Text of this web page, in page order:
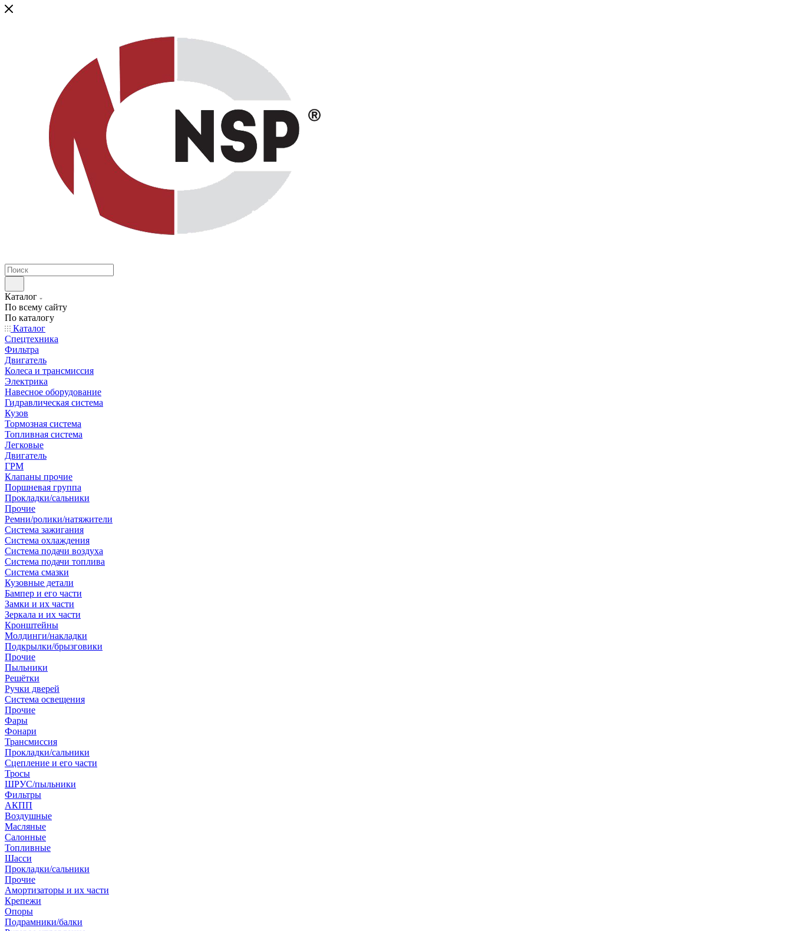
Каталог
По всему сайту
По каталогу
Каталог
Спецтехника
Фильтра
Двигатель
Колеса и трансмиссия
Электрика
Навесное оборудование
Гидравлическая система
Кузов
Тормозная система
Топливная система
Легковые
Двигатель
ГРМ
Клапаны прочие
Поршневая группа
Прокладки/сальники
Прочие
Ремни/ролики/натяжители
Система зажигания
Система охлаждения
Система подачи воздуха
Система подачи топлива
Система смазки
Кузовные детали
Бампер и его части
Замки и их части
Зеркала и их части
Кронштейны
Молдинги/накладки
Подкрылки/брызговики
Прочие
Пыльники
Решётки
Ручки дверей
Система освещения
Прочие
Фары
Фонари
Трансмиссия
Прокладки/сальники
Сцепление и его части
Тросы
ШРУС/пыльники
Фильтры
АКПП
Воздушные
Масляные
Салонные
Топливные
Шасси
Прокладки/сальники
Прочие
Амортизаторы и их части
Крепежи
Опоры
Подрамники/балки